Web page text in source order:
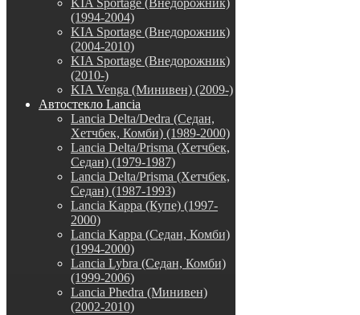
(1994-2004)
KIA Sportage (Внедорожник)
(2004-2010)
KIA Sportage (Внедорожник)
(2010-)
KIA Venga (Минивен) (2009-)
Автостекло Lancia
Lancia Delta/Dedra (Седан,
Хетчбек, Комби) (1989-2000)
Lancia Delta/Prisma (Хетчбек,
Седан) (1979-1987)
Lancia Delta/Prisma (Хетчбек,
Седан) (1987-1993)
Lancia Kappa (Купе) (1997-
2000)
Lancia Kappa (Седан, Комби)
(1994-2000)
Lancia Lybra (Седан, Комби)
(1999-2006)
Lancia Phedra (Минивен)
(2002-2010)